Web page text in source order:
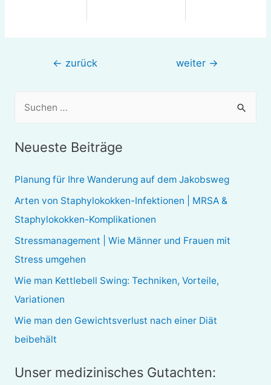
Beitragsnavigation
← zurück weiter →
e
n
n
Neueste Beiträge
Planung für Ihre Wanderung auf dem Jakobsweg
Arten von Staphylokokken-Infektionen | MRSA &
Staphylokokken-Komplikationen
Stressmanagement | Wie Männer und Frauen mit
Stress umgehen
Wie man Kettlebell Swing: Techniken, Vorteile,
Variationen
Wie man den Gewichtsverlust nach einer Diät
beibehält
Unser medizinisches Gutachten: